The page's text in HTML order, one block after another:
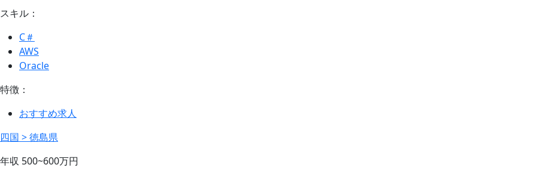
スキル：
C＃
AWS
Oracle
特徴：
おすすめ求人
四国 > 徳島県
年収 500~600万円